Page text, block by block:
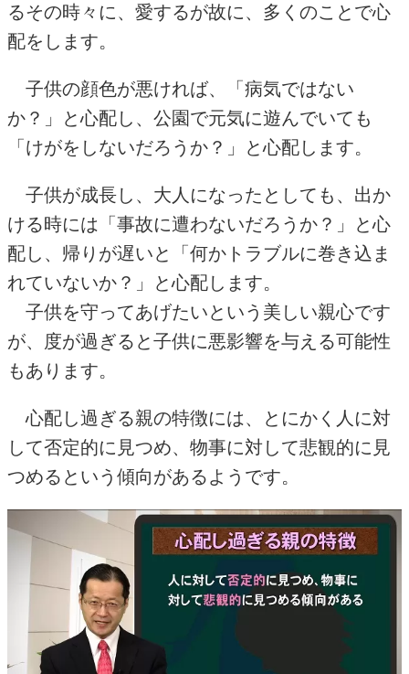
るその時々に、愛するが故に、多くのことで心
配をします。
子供の顔色が悪ければ、「病気ではない
か？」と心配し、公園で元気に遊んでいても
「けがをしないだろうか？」と心配します。
子供が成長し、大人になったとしても、出か
ける時には「事故に遭わないだろうか？」と心
配し、帰りが遅いと「何かトラブルに巻き込ま
れていないか？」と心配します。
子供を守ってあげたいという美しい親心です
が、度が過ぎると子供に悪影響を与える可能性
もあります。
心配し過ぎる親の特徴には、とにかく人に対
して否定的に見つめ、物事に対して悲観的に見
つめるという傾向があるようです。